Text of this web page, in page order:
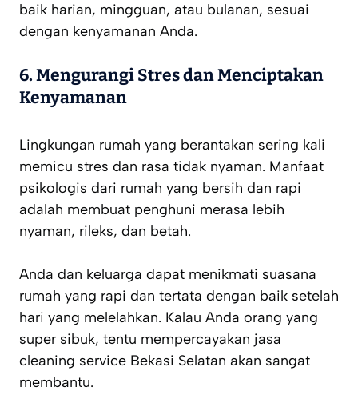
baik harian, mingguan, atau bulanan, sesuai
dengan kenyamanan Anda.
6. Mengurangi Stres dan Menciptakan
Kenyamanan
Lingkungan rumah yang berantakan sering kali
memicu stres dan rasa tidak nyaman. Manfaat
psikologis dari rumah yang bersih dan rapi
adalah membuat penghuni merasa lebih
nyaman, rileks, dan betah.
Anda dan keluarga dapat menikmati suasana
rumah yang rapi dan tertata dengan baik setelah
hari yang melelahkan. Kalau Anda orang yang
super sibuk, tentu mempercayakan jasa
cleaning service Bekasi Selatan akan sangat
membantu.